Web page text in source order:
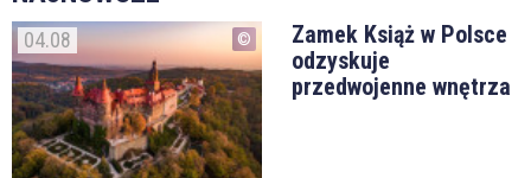
04.08
Zamek Książ w Polsce
odzyskuje
przedwojenne wnętrza